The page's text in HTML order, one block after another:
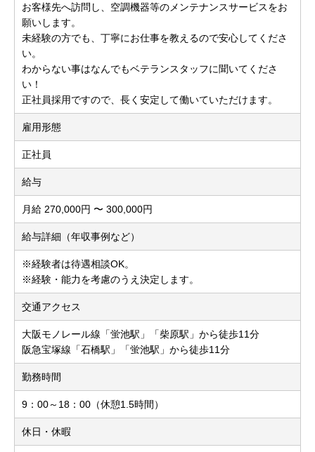
お客様先へ訪問し、空調機器等のメンテナンスサービスをお
願いします。
未経験の方でも、丁寧にお仕事を教えるので安心してくださ
い。
わからない事はなんでもベテランスタッフに聞いてくださ
い！
正社員採用ですので、長く安定して働いていただけます。
雇用形態
正社員
給与
月給 270,000円 〜 300,000円
給与詳細（年収事例など）
※経験者は待遇相談OK。
※経験・能力を考慮のうえ決定します。
交通アクセス
大阪モノレール線「蛍池駅」「柴原駅」から徒歩11分
阪急宝塚線「石橋駅」「蛍池駅」から徒歩11分
勤務時間
9：00～18：00（休憩1.5時間）
休日・休暇